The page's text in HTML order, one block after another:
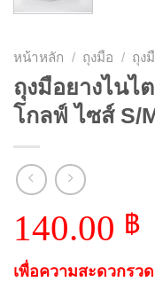
หน้าหลัก / ถุงมือ / ถุง
ถุงมือยางไนไ
โกลฟ์ ไซส์ S/
140.00 ฿
เพื่อความสะดวกรว